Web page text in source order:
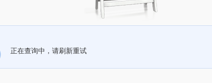
正在查询中，请刷新重试